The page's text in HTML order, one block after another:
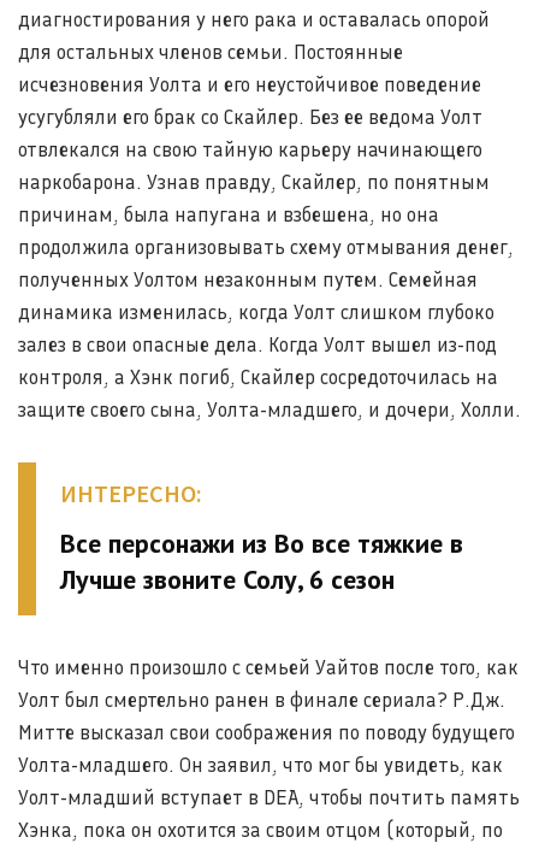
диагностирования у него рака и оставалась опорой
для остальных членов семьи. Постоянные
исчезновения Уолта и его неустойчивое поведение
усугубляли его брак со Скайлер. Без ее ведома Уолт
отвлекался на свою тайную карьеру начинающего
наркобарона. Узнав правду, Скайлер, по понятным
причинам, была напугана и взбешена, но она
продолжила организовывать схему отмывания денег,
полученных Уолтом незаконным путем. Семейная
динамика изменилась, когда Уолт слишком глубоко
залез в свои опасные дела. Когда Уолт вышел из-под
контроля, а Хэнк погиб, Скайлер сосредоточилась на
защите своего сына, Уолта-младшего, и дочери, Холли.
ИНТЕРЕСНО:
Все персонажи из Во все тяжкие в
Лучше звоните Солу, 6 сезон
Что именно произошло с семьей Уайтов после того, как
Уолт был смертельно ранен в финале сериала? Р.Дж.
Митте высказал свои соображения по поводу будущего
Уолта-младшего. Он заявил, что мог бы увидеть, как
Уолт-младший вступает в DEA, чтобы почтить память
Хэнка, пока он охотится за своим отцом (который, по